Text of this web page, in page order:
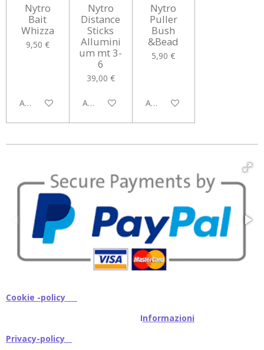
Nytro
Bait
Whizza
9,50 €
Aggiungi al carrello
Nytro
Distance
Sticks
Allumini
um mt 3-
6
39,00 €
Aggiungi al carrello
Nytro
Puller
Bush
&Bead
5,90 €
Aggiungi al carrello
Cookie -policy
Informazioni
Privacy-policy